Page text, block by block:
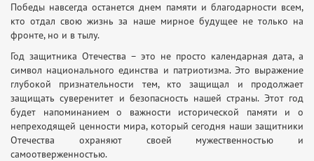
Победы навсегда останется днем памяти и благодарности всем,
кто отдал свою жизнь за наше мирное будущее не только на
фронте, но и в тылу.
Год защитника Отечества – это не просто календарная дата, а
символ национального единства и патриотизма. Это выражение
глубокой признательности тем, кто защищал и продолжает
защищать суверенитет и безопасность нашей страны. Этот год
будет напоминанием о важности исторической памяти и о
непреходящей ценности мира, который сегодня наши защитники
Отечества охраняют своей мужественностью и
самоотверженностью.